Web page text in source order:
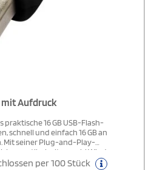
mit Aufdruck
praktische 16 GB USB-Flash-
schnell und einfach 16 GB an
Mit seiner Plug-and-Play-
kompatibel mit sowohl Windows-
was ihn besonders
per 100 Stück